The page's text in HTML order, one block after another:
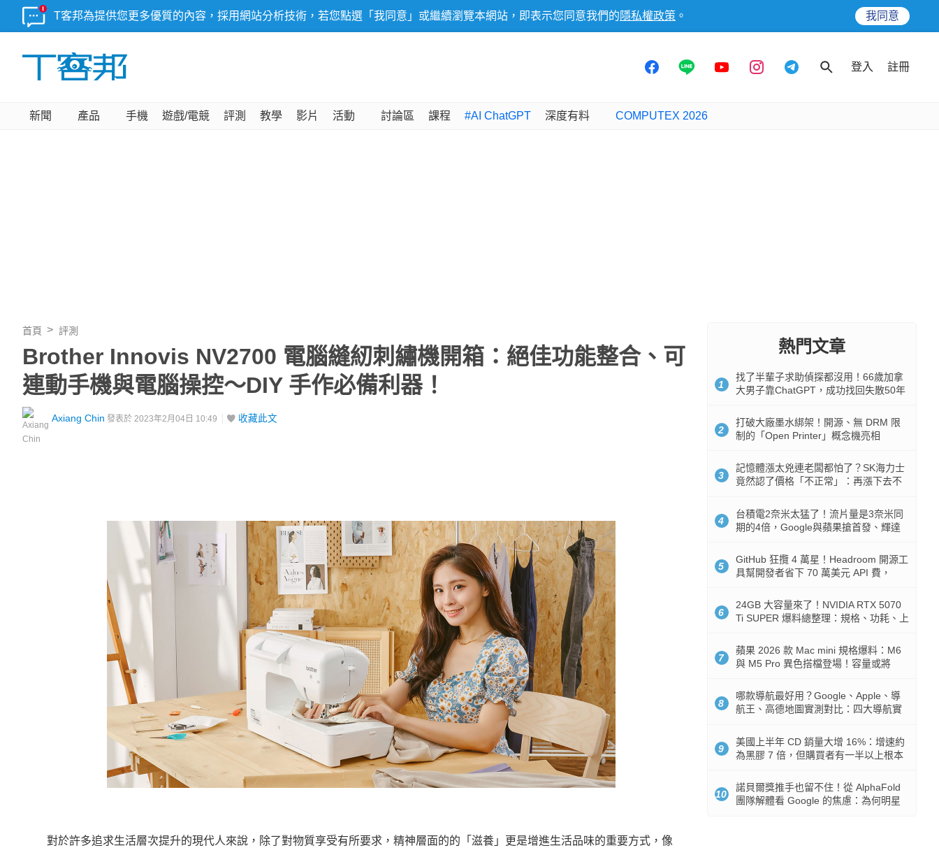
T客邦為提供您更多優質的內容，採用網站分析技術，若您點選「我同意」或繼續瀏覽本網站，即表示您同意我們的 隱私權政策 。 我同意
登入 註冊
新聞 產品 手機 遊戲/電競 評測 教學 影片 活動 討論區 課程 #AI ChatGPT 深度有料 COMPUTEX 2026
首頁 評測
Brother Innovis NV2700 電腦縫紉刺繡機開箱：絕佳功能整合、可
連動手機與電腦操控～DIY 手作必備利器！
Axiang Chin 發表於 2023年2月04日 10:49 收藏此文
對於許多追求生活層次提升的現代人來說，除了對物質享受有所要求，精神層面的的「滋養」更是增進生活品味的重要方式，像
熱門文章
1
找了半輩子求助偵探都沒用！66歲加拿
大男子靠ChatGPT，成功找回失散50年
2
打破大廠墨水綁架！開源、無 DRM 限
制的「Open Printer」概念機亮相
3
記憶體漲太兇連老闆都怕了？SK海力士
竟然認了價格「不正常」：再漲下去不
4
台積電2奈米太猛了！流片量是3奈米同
期的4倍，Google與蘋果搶首發、輝達
5
GitHub 狂攬 4 萬星！Headroom 開源工
具幫開發者省下 70 萬美元 API 費，
6
24GB 大容量來了！NVIDIA RTX 5070
Ti SUPER 爆料總整理：規格、功耗、上
7
蘋果 2026 款 Mac mini 規格爆料：M6
與 M5 Pro 異色搭檔登場！容量或將
8
哪款導航最好用？Google、Apple、導
航王、高德地圖實測對比：四大導航實
9
美國上半年 CD 銷量大增 16%：增速約
為黑膠 7 倍，但購買者有一半以上根本
10
諾貝爾獎推手也留不住！從 AlphaFold
團隊解體看 Google 的焦慮：為何明星